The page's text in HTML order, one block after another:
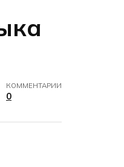
КОММЕНТАРИИ
0